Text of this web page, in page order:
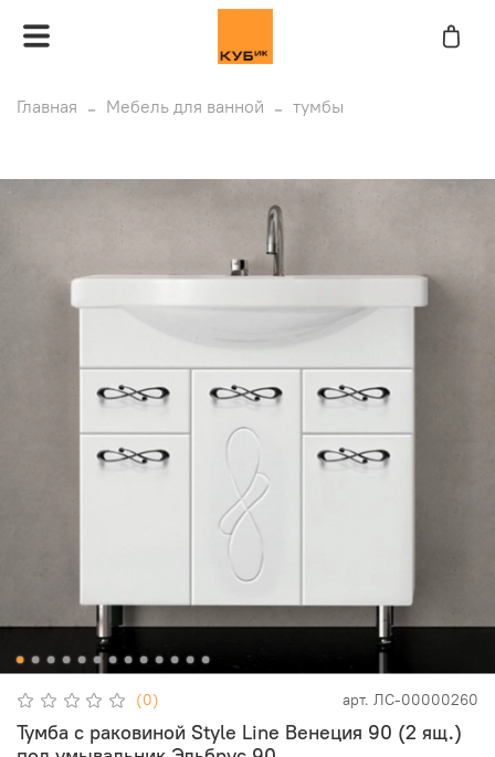
Главная Мебель для ванной тумбы
(0) арт. ЛС-00000260
Тумба с раковиной Style Line Венеция 90 (2 ящ.)